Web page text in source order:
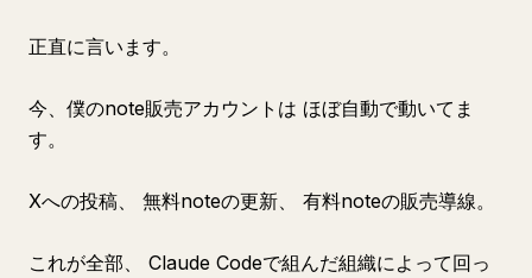
正直に言います。
今、僕のnote販売アカウントは ほぼ自動で動いてま
す。
Xへの投稿、 無料noteの更新、 有料noteの販売導線。
これが全部、 Claude Codeで組んだ組織によって回っ